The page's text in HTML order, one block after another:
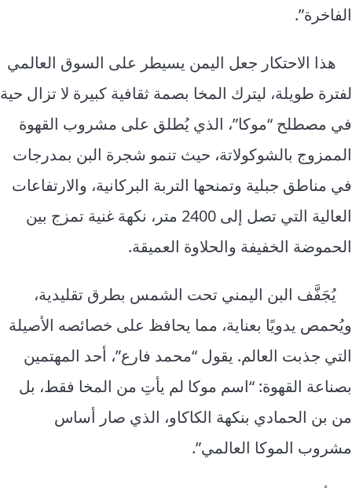
الفاخرة”.
هذا الاحتكار جعل اليمن يسيطر على السوق العالمي
لفترة طويلة، ليترك المخا بصمة ثقافية كبيرة لا تزال حية
في مصطلح “موكا”، الذي يُطلق على مشروب القهوة
الممزوج بالشوكولاتة، حيث تنمو شجرة البن بمدرجات
في مناطق جبلية وتمنحها التربة البركانية، والارتفاعات
العالية التي تصل إلى 2400 متر، نكهة غنية تمزج بين
الحموضة الخفيفة والحلاوة العميقة.
يُجَفَّف البن اليمني تحت الشمس بطرق تقليدية،
ويُحمص يدويًا بعناية، مما يحافظ على خصائصه الأصيلة
التي جذبت العالم. يقول “محمد فارع”، أحد المهتمين
بصناعة القهوة: “اسم موكا لم يأتِ من المخا فقط، بل
من بن الحمادي بنكهة الكاكاو، الذي صار أساس
مشروب الموكا العالمي”.